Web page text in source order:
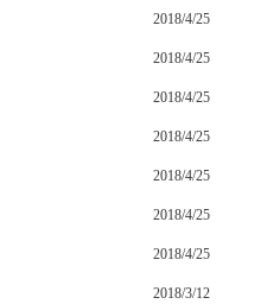
2018/4/25
2018/4/25
2018/4/25
2018/4/25
2018/4/25
2018/4/25
2018/4/25
2018/3/12